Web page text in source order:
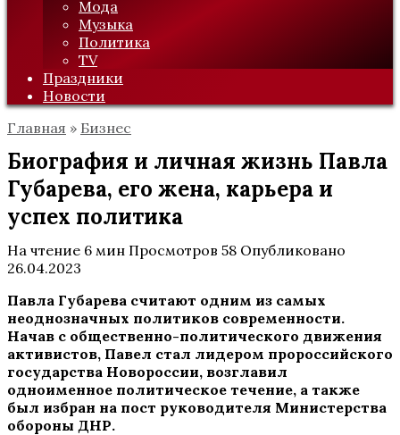
Мода
Музыка
Политика
TV
Праздники
Новости
Главная » Бизнес
Биография и личная жизнь Павла
Губарева, его жена, карьера и
успех политика
На чтение 6 мин Просмотров 58 Опубликовано
26.04.2023
Павла Губарева считают одним из самых
неоднозначных политиков современности.
Начав с общественно-политического движения
активистов, Павел стал лидером пророссийского
государства Новороссии, возглавил
одноименное политическое течение, а также
был избран на пост руководителя Министерства
обороны ДНР.